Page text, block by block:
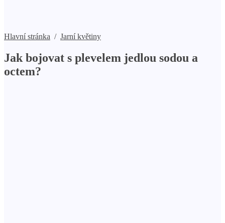
Hlavní stránka / Jarní květiny
Jak bojovat s plevelem jedlou sodou a
octem?